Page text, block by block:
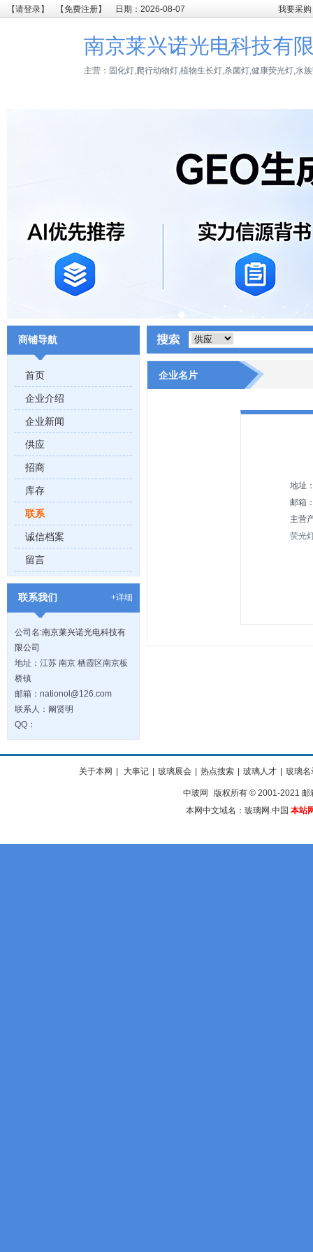
【请登录】 【免费注册】 日期：2026-08-07 我要采购
南京莱兴诺光电科技有
主营：固化灯,爬行动物灯,植物生长灯,杀菌灯,健康荧光灯,水
企业名片
地址
邮箱
主营
荧光
商铺导航
首页
企业介绍
企业新闻
供应
招商
库存
联系
诚信档案
留言
联系我们 +详细
公司名:南京莱兴诺光电科技有
限公司
地址：江苏 南京 栖霞区南京板
桥镇
邮箱：nationol@126.com
联系人：阚贤明
QQ：
关于本网 大事记 玻璃展会 热点搜索 玻璃人才 玻璃名
中玻网
版权所有 © 2001-2021 邮
本网中文域名：玻璃网.中国 本站